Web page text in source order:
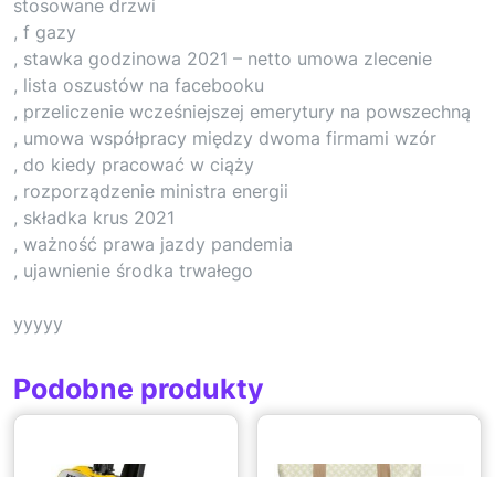
stosowane drzwi
, f gazy
, stawka godzinowa 2021 – netto umowa zlecenie
, lista oszustów na facebooku
, przeliczenie wcześniejszej emerytury na powszechną
, umowa współpracy między dwoma firmami wzór
, do kiedy pracować w ciąży
, rozporządzenie ministra energii
, składka krus 2021
, ważność prawa jazdy pandemia
, ujawnienie środka trwałego
yyyyy
Podobne produkty